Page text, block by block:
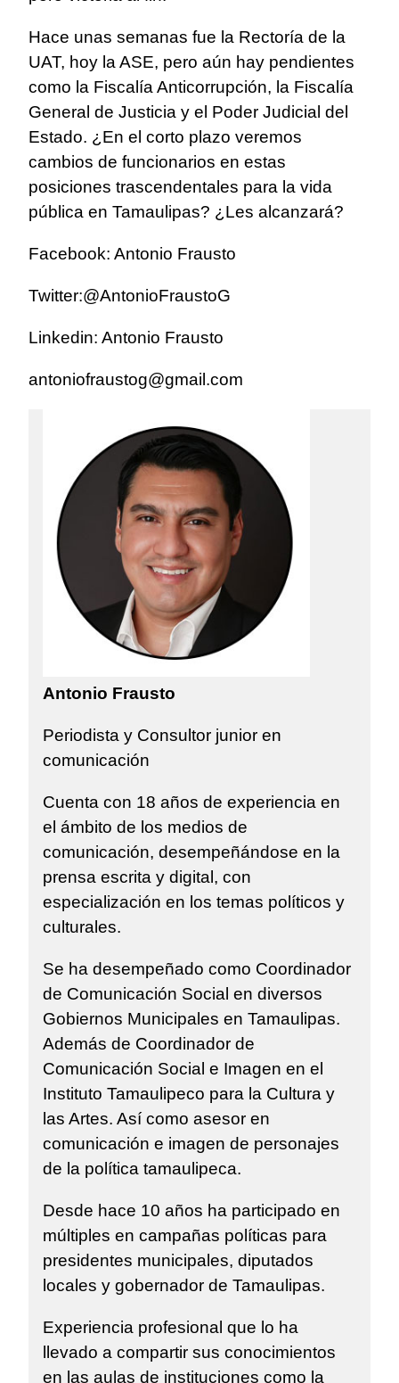
Hace unas semanas fue la Rectoría de la
UAT, hoy la ASE, pero aún hay pendientes
como la Fiscalía Anticorrupción, la Fiscalía
General de Justicia y el Poder Judicial del
Estado. ¿En el corto plazo veremos
cambios de funcionarios en estas
posiciones trascendentales para la vida
pública en Tamaulipas? ¿Les alcanzará?
Facebook: Antonio Frausto
Twitter:@AntonioFraustoG
Linkedin: Antonio Frausto
antoniofraustog@gmail.com
Antonio Frausto
Periodista y Consultor junior en
comunicación
Cuenta con 18 años de experiencia en
el ámbito de los medios de
comunicación, desempeñándose en la
prensa escrita y digital, con
especialización en los temas políticos y
culturales.
Se ha desempeñado como Coordinador
de Comunicación Social en diversos
Gobiernos Municipales en Tamaulipas.
Además de Coordinador de
Comunicación Social e Imagen en el
Instituto Tamaulipeco para la Cultura y
las Artes. Así como asesor en
comunicación e imagen de personajes
de la política tamaulipeca.
Desde hace 10 años ha participado en
múltiples en campañas políticas para
presidentes municipales, diputados
locales y gobernador de Tamaulipas.
Experiencia profesional que lo ha
llevado a compartir sus conocimientos
en las aulas de instituciones como la